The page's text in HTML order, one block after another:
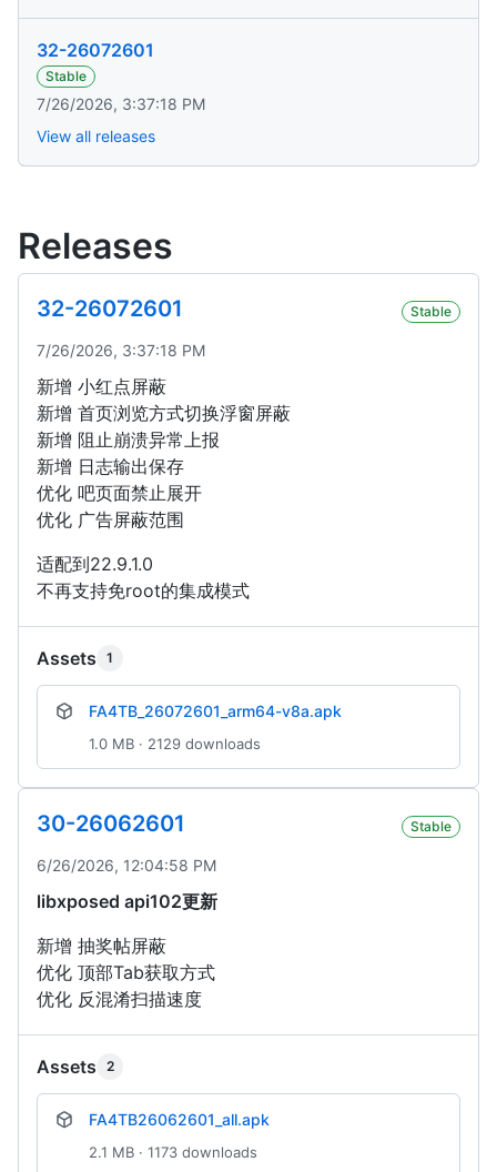
32-26072601
Stable
7/26/2026, 3:37:18 PM
View all releases
Releases
32-26072601 Stable
7/26/2026, 3:37:18 PM
新增 小红点屏蔽
新增 首页浏览方式切换浮窗屏蔽
新增 阻止崩溃异常上报
新增 日志输出保存
优化 吧页面禁止展开
优化 广告屏蔽范围
适配到22.9.1.0
不再支持免root的集成模式
Assets 1
FA4TB_26072601_arm64-v8a.apk
1.0 MB · 2129 downloads
30-26062601 Stable
6/26/2026, 12:04:58 PM
libxposed api102更新
新增 抽奖帖屏蔽
优化 顶部Tab获取方式
优化 反混淆扫描速度
Assets 2
FA4TB26062601_all.apk
2.1 MB · 1173 downloads